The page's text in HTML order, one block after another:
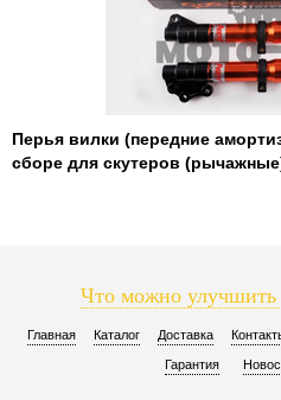
Перья вилки (передние
сборе для скутеров
Что можно улучшить
Главная Каталог Доставка
Гарантия